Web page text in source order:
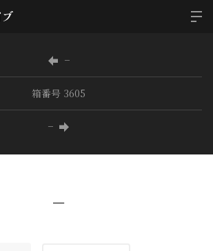
−
箱番号 3605
−
−